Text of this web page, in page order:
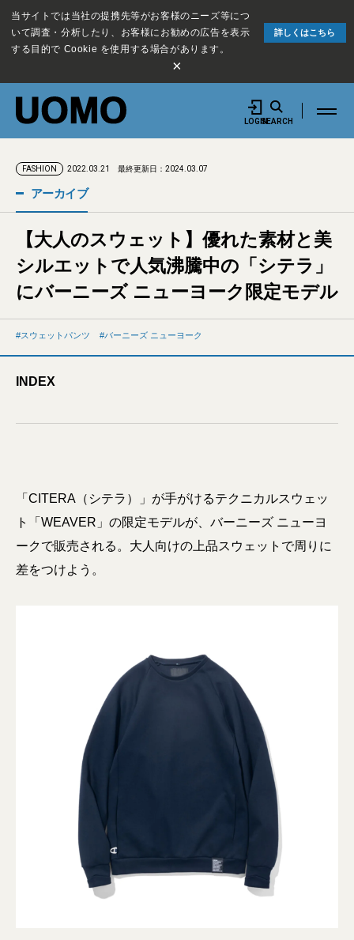
当サイトでは当社の提携先等がお客様のニーズ等につ
いて調査・分析したり、お客様にお勧めの広告を表示
する目的で Cookie を使用する場合があります。
詳しくはこちら
×
LOGINSEARCH
FASHION 2022.03.21 最終更新日：2024.03.07
アーカイブ
【大人のスウェット】優れた素材と美
シルエットで人気沸騰中の「シテラ」
にバーニーズ ニューヨーク限定モデル
スウェットパンツ バーニーズ ニューヨーク
INDEX
「CITERA（シテラ）」が手がけるテクニカルスウェッ
ト「WEAVER」の限定モデルが、バーニーズ ニューヨ
ークで販売される。大人向けの上品スウェットで周りに
差をつけよう。